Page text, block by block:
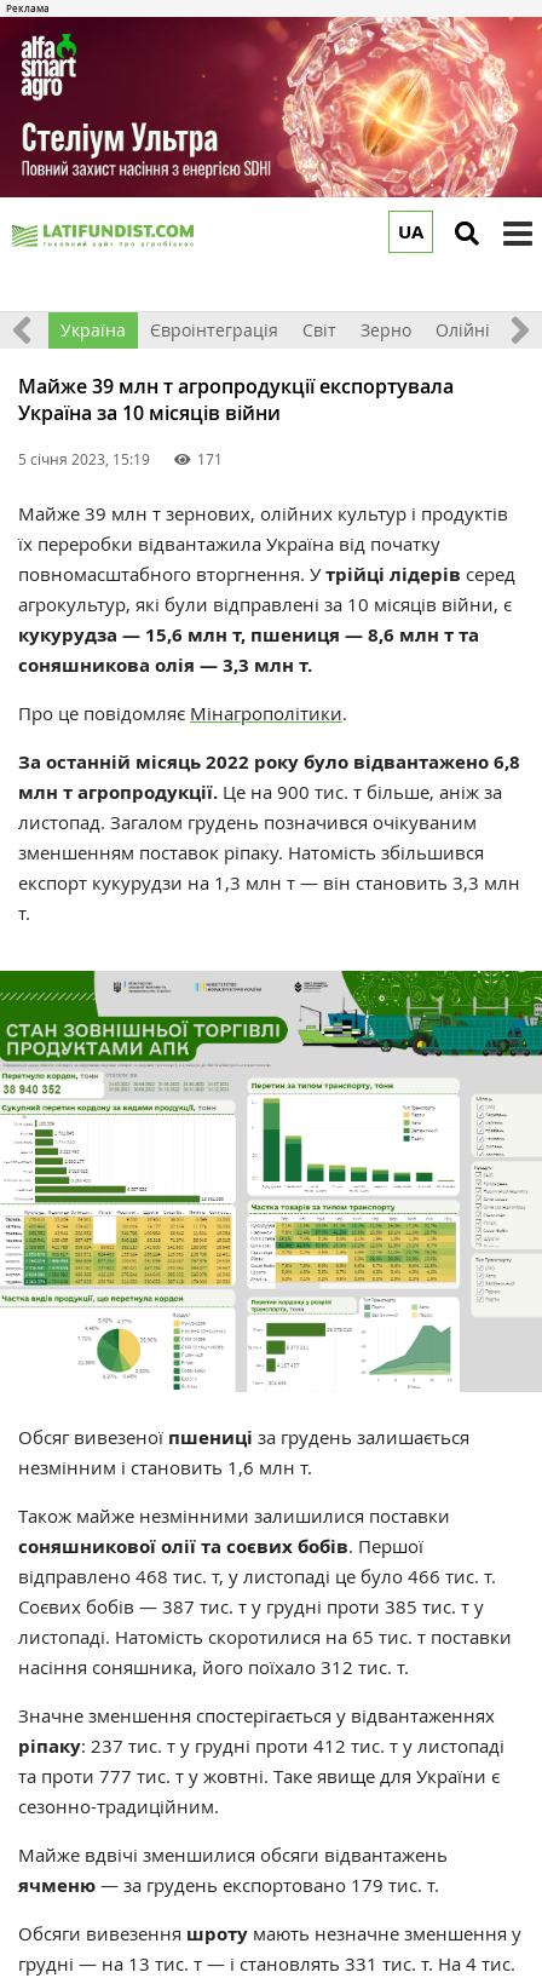
UA
Все Україна Євроінтеграція Світ Зерно Олійні
Майже 39 млн т агропродукції експортувала
Україна за 10 місяців війни
5 січня 2023, 15:19 171
Майже 39 млн т зернових, олійних культур і продуктів
їх переробки відвантажила Україна від початку
повномасштабного вторгнення. У трійці лідерів серед
агрокультур, які були відправлені за 10 місяців війни, є
кукурудза — 15,6 млн т, пшениця — 8,6 млн т та
соняшникова олія — 3,3 млн т.
Про це повідомляє Мінагрополітики.
За останній місяць 2022 року було відвантажено 6,8
млн т агропродукції. Це на 900 тис. т більше, аніж за
листопад. Загалом грудень позначився очікуваним
зменшенням поставок ріпаку. Натомість збільшився
експорт кукурудзи на 1,3 млн т — він становить 3,3 млн
т.
Обсяг вивезеної пшениці за грудень залишається
незмінним і становить 1,6 млн т.
Також майже незмінними залишилися поставки
соняшникової олії та соєвих бобів. Першої
відправлено 468 тис. т, у листопаді це було 466 тис. т.
Соєвих бобів — 387 тис. т у грудні проти 385 тис. т у
листопаді. Натомість скоротилися на 65 тис. т поставки
насіння соняшника, його поїхало 312 тис. т.
Значне зменшення спостерігається у відвантаженнях
ріпаку: 237 тис. т у грудні проти 412 тис. т у листопаді
та проти 777 тис. т у жовтні. Таке явище для України є
сезонно-традиційним.
Майже вдвічі зменшилися обсяги відвантажень
ячменю — за грудень експортовано 179 тис. т.
Обсяги вивезення шроту мають незначне зменшення у
грудні — на 13 тис. т — і становлять 331 тис. т. На 4 тис.